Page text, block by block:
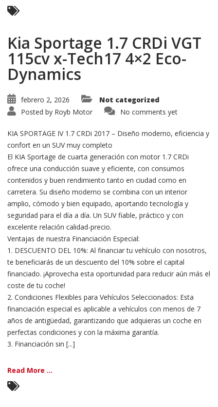
Kia Sportage 1.7 CRDi VGT
115cv x-Tech17 4×2 Eco-
Dynamics
febrero 2, 2026
Not categorized
Posted by Royb Motor No comments yet
KIA SPORTAGE IV 1.7 CRDi 2017 – Diseño moderno, eficiencia y
confort en un SUV muy completo
El KIA Sportage de cuarta generación con motor 1.7 CRDi
ofrece una conducción suave y eficiente, con consumos
contenidos y buen rendimiento tanto en ciudad como en
carretera. Su diseño moderno se combina con un interior
amplio, cómodo y bien equipado, aportando tecnología y
seguridad para el día a día. Un SUV fiable, práctico y con
excelente relación calidad-precio.
Ventajas de nuestra Financiación Especial:
1. DESCUENTO DEL 10%: Al financiar tu vehículo con nosotros,
te beneficiarás de un descuento del 10% sobre el capital
financiado. ¡Aprovecha esta oportunidad para reducir aún más el
coste de tu coche!
2. Condiciones Flexibles para Vehículos Seleccionados: Esta
financiación especial es aplicable a vehículos con menos de 7
años de antigüedad, garantizando que adquieras un coche en
perfectas condiciones y con la máxima garantía.
3. Financiación sin [...]
Read More ...